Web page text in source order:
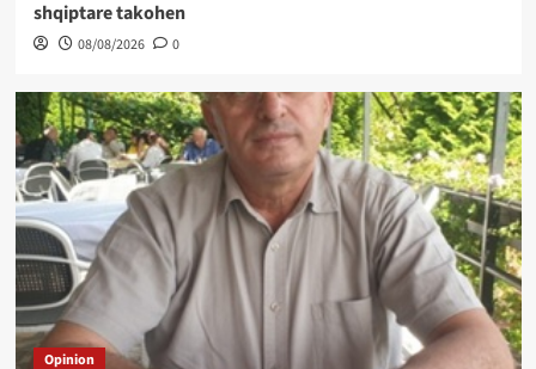
shqiptare takohen
08/08/2026 0
Opinion